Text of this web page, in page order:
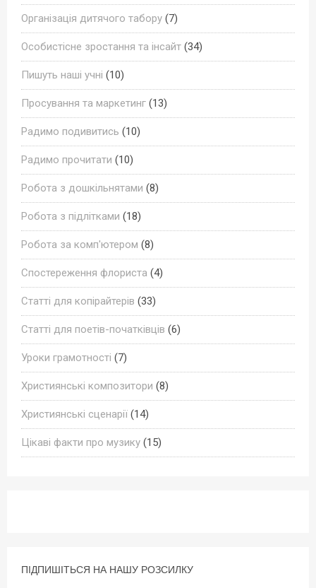
Організація дитячого табору (7)
Особистісне зростання та інсайт (34)
Пишуть наші учні (10)
Просування та маркетинг (13)
Радимо подивитись (10)
Радимо прочитати (10)
Робота з дошкільнятами (8)
Робота з підлітками (18)
Робота за комп'ютером (8)
Спостереження флориста (4)
Статті для копірайтерів (33)
Статті для поетів-початківців (6)
Уроки грамотності (7)
Християнські композитори (8)
Християнські сценарії (14)
Цікаві факти про музику (15)
ПІДПИШІТЬСЯ НА НАШУ РОЗСИЛКУ